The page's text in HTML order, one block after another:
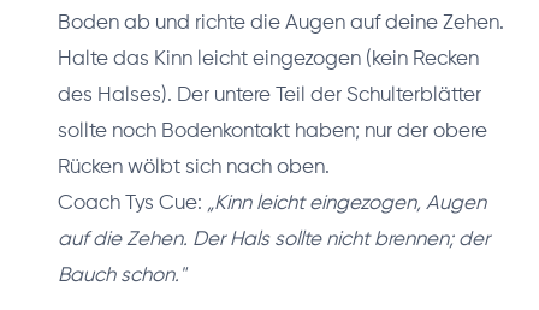
Boden ab und richte die Augen auf deine Zehen.
Halte das Kinn leicht eingezogen (kein Recken
des Halses). Der untere Teil der Schulterblätter
sollte noch Bodenkontakt haben; nur der obere
Rücken wölbt sich nach oben.
Coach Tys Cue: „Kinn leicht eingezogen, Augen
auf die Zehen. Der Hals sollte nicht brennen; der
Bauch schon."